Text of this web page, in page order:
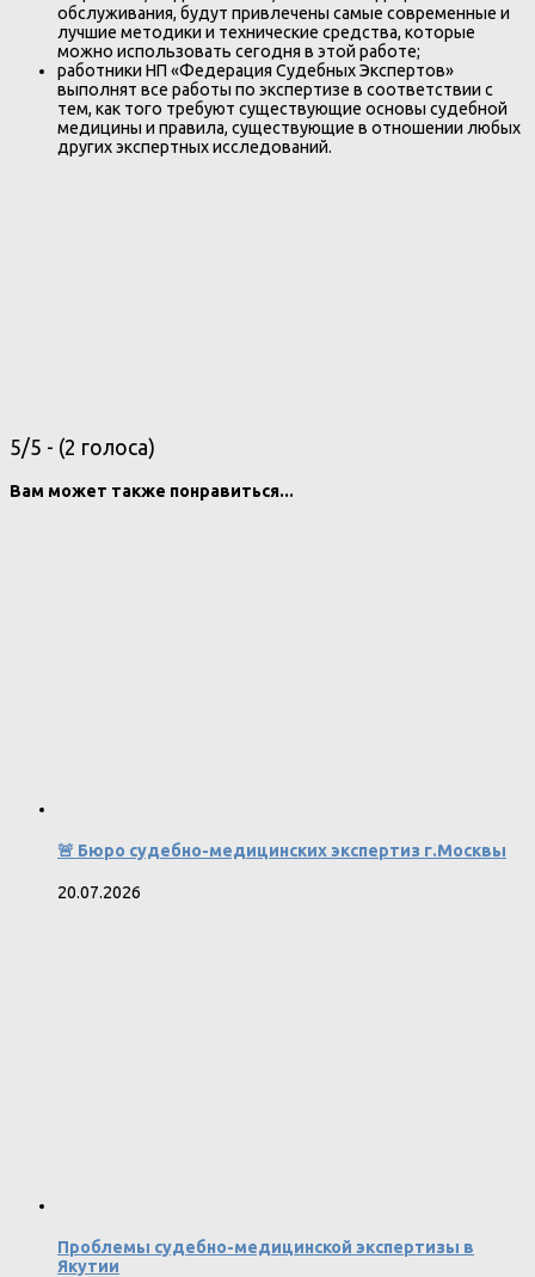
обслуживания, будут привлечены самые современные и
лучшие методики и технические средства, которые
можно использовать сегодня в этой работе;
работники НП «Федерация Судебных Экспертов»
выполнят все работы по экспертизе в соответствии с
тем, как того требуют существующие основы судебной
медицины и правила, существующие в отношении любых
других экспертных исследований.
5/5 - (2 голоса)
Вам может также понравиться...
🚨 Бюро судебно-медицинских экспертиз г.Москвы
20.07.2026
Проблемы судебно-медицинской экспертизы в
Якутии